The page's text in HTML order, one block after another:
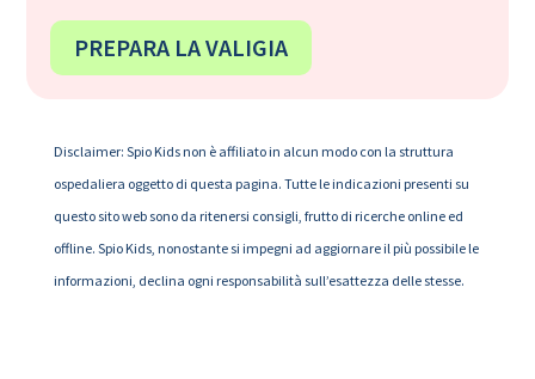
PREPARA LA VALIGIA
Disclaimer: Spio Kids non è affiliato in alcun modo con la struttura
ospedaliera oggetto di questa pagina. Tutte le indicazioni presenti su
questo sito web sono da ritenersi consigli, frutto di ricerche online ed
offline. Spio Kids, nonostante si impegni ad aggiornare il più possibile le
informazioni, declina ogni responsabilità sull’esattezza delle stesse.